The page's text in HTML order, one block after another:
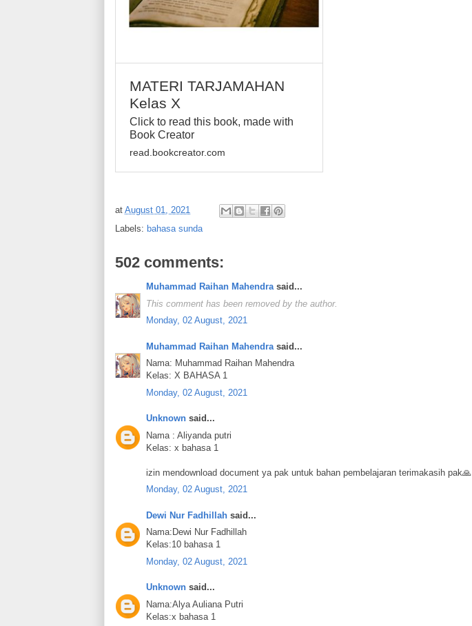
MATERI TARJAMAHAN
Kelas X
Click to read this book, made with
Book Creator
read.bookcreator.com
at August 01, 2021
Labels: bahasa sunda
502 comments:
Muhammad Raihan Mahendrasaid...
This comment has been removed by the author.
Monday, 02 August, 2021
Muhammad Raihan Mahendra said...
Nama: Muhammad Raihan Mahendra
Kelas: X BAHASA 1
Monday, 02 August, 2021
Unknown said...
Nama : Aliyanda putri
Kelas: x bahasa 1
izin mendownload document ya pak untuk bahan pembelajaran terimakasih pak🙏
Monday, 02 August, 2021
Dewi Nur Fadhillah said...
Nama:Dewi Nur Fadhillah
Kelas:10 bahasa 1
Monday, 02 August, 2021
Unknown said...
Nama:Alya Auliana Putri
Kelas:x bahasa 1